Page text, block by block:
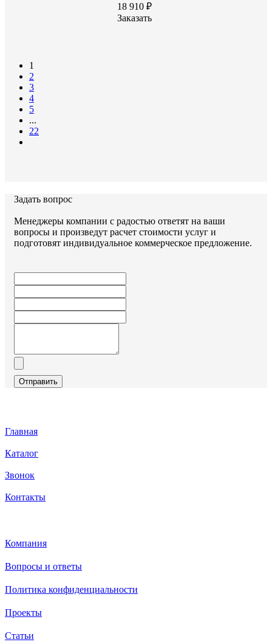
Документы:
18 910 ₽
Заказать
1
2
3
4
5
...
22
Задать вопрос
Менеджеры компании с радостью ответят на ваши
вопросы и произведут расчет стоимости услуг и
подготовят индивидуальное коммерческое предложение.
Отправить
Главная
Каталог
Звонок
Контакты
Компания
Вопросы и ответы
Политика конфиденциальности
Проекты
Статьи